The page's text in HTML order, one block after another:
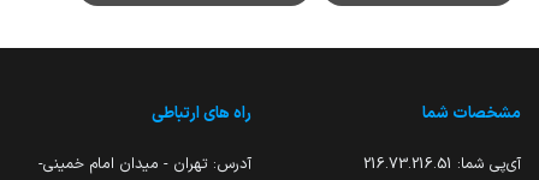
مشخصات شما
آی‌پی شما: 216.73.216.51
راه های ارتباطی
آدرس: تهران - میدان امام خمینی-